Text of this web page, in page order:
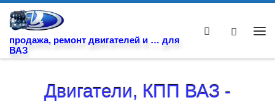
Skip to content
продажа, ремонт двигателей и … для
ВАЗ
Search
Двигатели, КПП ВАЗ -